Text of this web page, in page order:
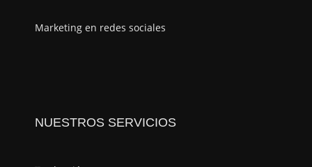
Marketing en redes sociales
NUESTROS SERVICIOS